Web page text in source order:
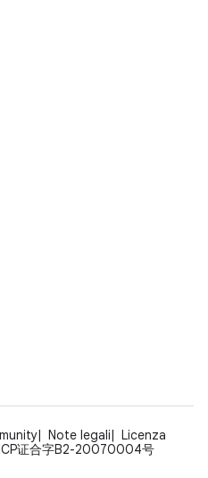
Note legali
Licenza
证合字B2-20070004号